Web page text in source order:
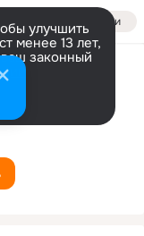
Войти
улучшить
менее 13 лет,
законный